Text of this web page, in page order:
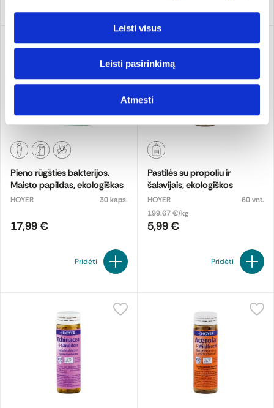
Leisti visus
Leisti pasirinkimą
Atmesti
Pieno rūgšties bakterijos.
Maisto papildas, ekologiškas
HOYER 30 kaps.
17,99 €
Pridėti
Pastilės su propoliu ir
šalavijais, ekologiškos
HOYER
60 vnt.
199.67 €/kg
5,99 €
Pridėti